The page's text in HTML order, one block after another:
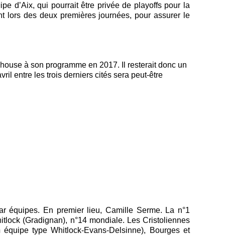
d’Aix, qui pourrait être privée de playoffs pour la
lors des deux premières journées, pour assurer le
à son programme en 2017. Il resterait donc un
entre les trois derniers cités sera peut-être
équipes. En premier lieu, Camille Serme. La n°1
(Gradignan), n°14 mondiale. Les Cristoliennes
type Whitlock-Evans-Delsinne), Bourges et